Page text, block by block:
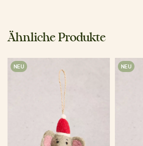
Ähnliche Produkte
NEU NEU